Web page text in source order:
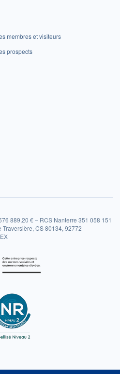
membres et visiteurs
prospects
889,20 € – RCS Nanterre 351 058 151
CS 80134, 92772